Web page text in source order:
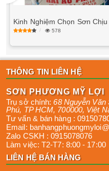
Kinh Nghiệm Chọn Sơn
578
THÔNG TIN LIÊN HỆ
SƠN PHƯƠNG MỸ LỢI
Trụ sở chính:68 Nguyễn Văn
Phú, TP HCM, 700000, Việt
Tư vấn & bán hàng :
Email:
Zalo CSKH :0915078076
Làm việc: T2-T7: 8:00 - 17:00
LIÊN HỆ BÁN HÀNG